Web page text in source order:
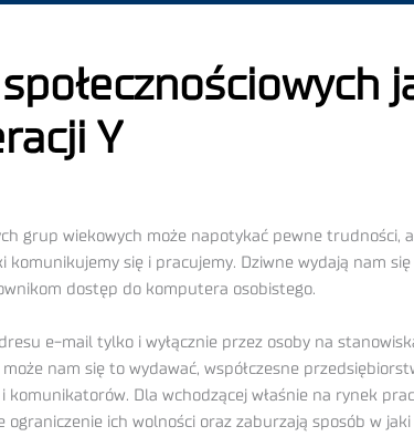
Y
grup wiekowych może napotykać pewne trudności,
się i pracujemy. Dziwne wydają nam
dostęp do komputera osobistego.
e-mail tylko i wyłącznie przez osoby na
nam się to wydawać, współczesne
Dla wchodzącej właśnie na rynek
ich wolności oraz zaburzają sposób w